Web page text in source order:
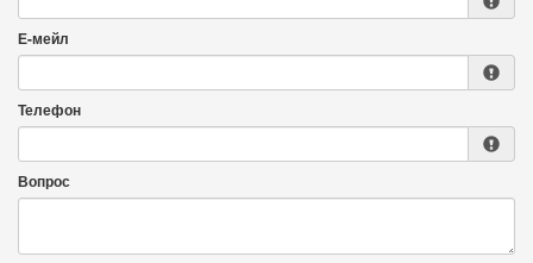
Е-мейл
Телефон
Вопрос